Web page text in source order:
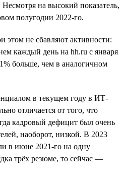
на высокий показатель,
полугодии 2022-го.
этом не сбавляют активности:
каждый день на hh.ru с января
больше, чем в аналогичном
в текущем году в ИТ-
отличается от того, что
кадровый дефицит был очень
наоборот, низкой. В 2023
в июне 2021-го на одну
трёх резюме, то сейчас —